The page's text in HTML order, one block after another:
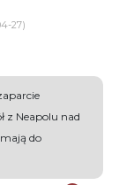
27)
z Neapolu nad
do